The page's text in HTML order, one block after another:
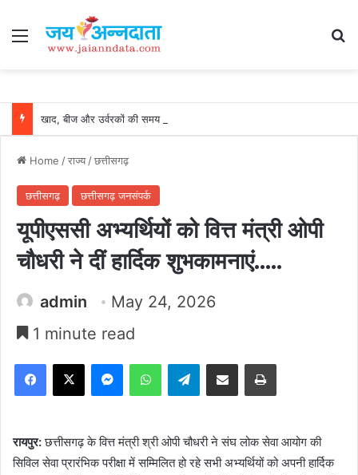
Menu
Home /राज्य/छत्तीसगढ़
छत्तीसगढ़ छत्तीसगढ़ जनसंपर्क
यूपीएससी अभ्यर्थियों को वित्त मंत्री ओपी
चौधरी ने दीं हार्दिक शुभकामनाएं…..
admin
May 24, 2026
1 minute read
Facebook
X MessengerWhatsAppTelegramShare via Email Print
रायपुर:छत्तीसगढ़ के वित्त मंत्री श्री ओपी चौधरी ने संघ लोक सेवा आयोग की
सिविल सेवा प्रारंभिक परीक्षा में सम्मिलित हो रहे सभी अभ्यर्थियों को अपनी हार्दिक